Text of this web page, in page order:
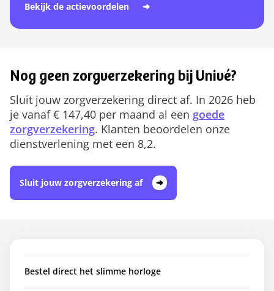
Bekijk de actievoordelen
Nog geen zorgverzekering bij Univé?
Sluit jouw zorgverzekering direct af. In 2026 heb
je vanaf € 147,40 per maand al een goede
zorgverzekering. Klanten beoordelen onze
dienstverlening met een 8,2.
Sluit jouw zorgverzekering af
Bestel direct het slimme horloge